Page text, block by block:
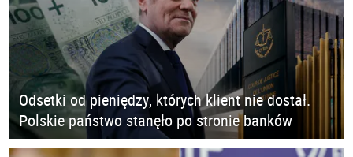
Odsetki od pieniędzy, których klient nie dostał.
Polskie państwo stanęło po stronie banków